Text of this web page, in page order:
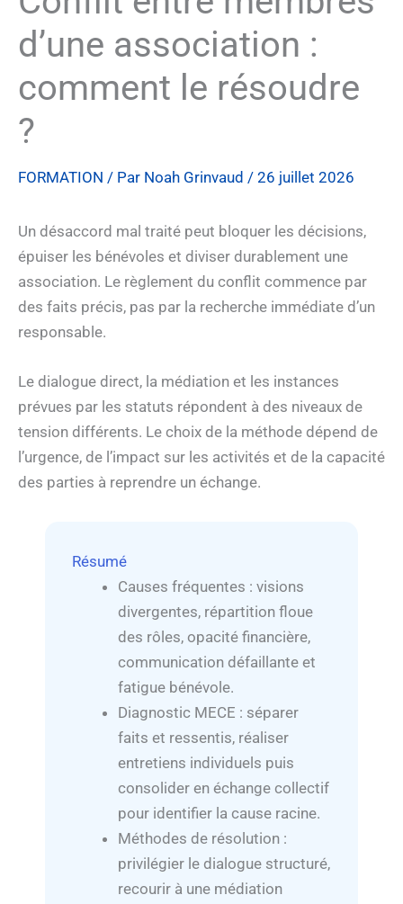
d’une association :
comment le résoudre
?
FORMATION / Par Noah Grinvaud / 26 juillet 2026
Un désaccord mal traité peut bloquer les décisions,
épuiser les bénévoles et diviser durablement une
association. Le règlement du conflit commence par
des faits précis, pas par la recherche immédiate d’un
responsable.
Le dialogue direct, la médiation et les instances
prévues par les statuts répondent à des niveaux de
tension différents. Le choix de la méthode dépend de
l’urgence, de l’impact sur les activités et de la capacité
des parties à reprendre un échange.
Résumé
Causes fréquentes : visions
divergentes, répartition floue
des rôles, opacité financière,
communication défaillante et
fatigue bénévole.
Diagnostic MECE : séparer
faits et ressentis, réaliser
entretiens individuels puis
consolider en échange collectif
pour identifier la cause racine.
Méthodes de résolution :
privilégier le dialogue structuré,
recourir à une médiation